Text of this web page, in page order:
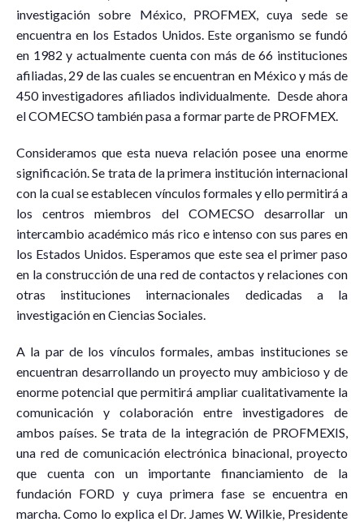
investigación sobre México, PROFMEX, cuya sede se
encuentra en los Estados Unidos. Este organismo se fundó
en 1982 y actualmente cuenta con más de 66 instituciones
afiliadas, 29 de las cuales se encuentran en México y más de
450 investigadores afiliados individualmente. Desde ahora
el COMECSO también pasa a formar parte de PROFMEX.
Consideramos que esta nueva relación posee una enorme
significación. Se trata de la primera institución internacional
con la cual se establecen vínculos formales y ello permitirá a
los centros miembros del COMECSO desarrollar un
intercambio académico más rico e intenso con sus pares en
los Estados Unidos. Esperamos que este sea el primer paso
en la construcción de una red de contactos y relaciones con
otras instituciones internacionales dedicadas a la
investigación en Ciencias Sociales.
A la par de los vínculos formales, ambas instituciones se
encuentran desarrollando un proyecto muy ambicioso y de
enorme potencial que permitirá ampliar cualitativamente la
comunicación y colaboración entre investigadores de
ambos países. Se trata de la integración de PROFMEXIS,
una red de comunicación electrónica binacional, proyecto
que cuenta con un importante financiamiento de la
fundación FORD y cuya primera fase se encuentra en
marcha. Como lo explica el Dr. James W. Wilkie, Presidente